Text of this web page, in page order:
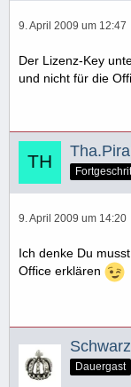
9. April 2009 um 12:47
Der Lizenz-Key
und nicht für die
9. April 2009 um 14:20
Ich denke Du
Office erklären
Dauergast